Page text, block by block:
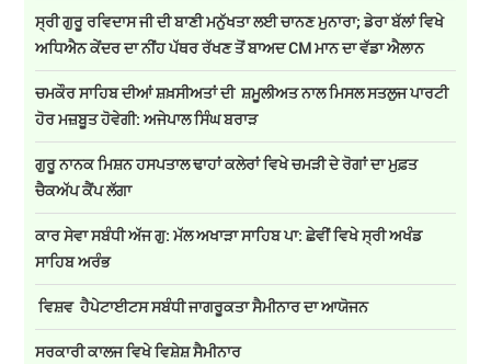
ਸ੍ਰੀ ਗੁਰੂ ਰਵਿਦਾਸ ਜੀ ਦੀ ਬਾਣੀ ਮਨੁੱਖਤਾ ਲਈ ਚਾਨਣ ਮੁਨਾਰਾ; ਡੇਰਾ ਬੱਲਾਂ ਵਿਖੇ
ਅਧਿਐਨ ਕੇਂਦਰ ਦਾ ਨੀਂਹ ਪੱਥਰ ਰੱਖਣ ਤੋਂ ਬਾਅਦ CM ਮਾਨ ਦਾ ਵੱਡਾ ਐਲਾਨ
ਚਮਕੌਰ ਸਾਹਿਬ ਦੀਆਂ ਸ਼ਖ਼ਸੀਅਤਾਂ ਦੀ ਸ਼ਮੂਲੀਅਤ ਨਾਲ ਮਿਸਲ ਸਤਲੁਜ ਪਾਰਟੀ
ਹੋਰ ਮਜ਼ਬੂਤ ਹੋਵੇਗੀ: ਅਜੇਪਾਲ ਸਿੰਘ ਬਰਾੜ
ਗੁਰੂ ਨਾਨਕ ਮਿਸ਼ਨ ਹਸਪਤਾਲ ਢਾਹਾਂ ਕਲੇਰਾਂ ਵਿਖੇ ਚਮੜੀ ਦੇ ਰੋਗਾਂ ਦਾ ਮੁਫ਼ਤ
ਚੈਕਅੱਪ ਕੈਂਪ ਲੱਗਾ
ਕਾਰ ਸੇਵਾ ਸਬੰਧੀ ਅੱਜ ਗੁ: ਮੱਲ ਅਖਾੜਾ ਸਾਹਿਬ ਪਾ: ਛੇਵੀਂ ਵਿਖੇ ਸ੍ਰੀ ਅਖੰਡ
ਸਾਹਿਬ ਅਰੰਭ
ਵਿਸ਼ਵ ਹੈਪੇਟਾਈਟਸ ਸਬੰਧੀ ਜਾਗਰੂਕਤਾ ਸੈਮੀਨਾਰ ਦਾ ਆਯੋਜਨ
ਸਰਕਾਰੀ ਕਾਲਜ ਵਿਖੇ ਵਿਸ਼ੇਸ਼ ਸੈਮੀਨਾਰ